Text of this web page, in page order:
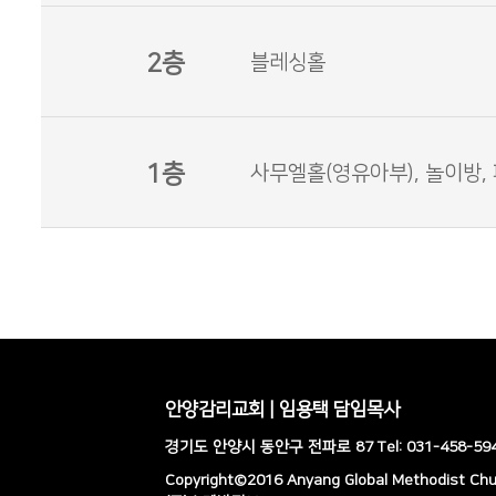
2층 블레싱홀
1층 사무엘홀(영유아부), 놀이방,
안양감리교회 | 임용택 담임목사
경기도 안양시 동안구 전파로 87 Tel: 031-458-
Copyright©2016 Anyang Global Methodist